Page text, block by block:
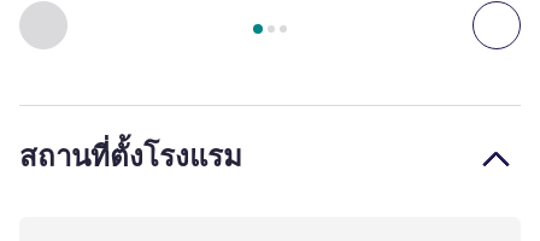
ก่อนหน้า - ห้องพัก ถั
หน้า1
สถานที่ตั้งโรงแรม